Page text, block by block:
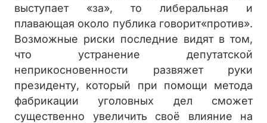
выступает «за», то либеральная и
плавающая около публика говорит«против».
Возможные риски последние видят в том,
что устранение депутатской
неприкосновенности развяжет руки
президенту, который при помощи метода
фабрикации уголовных дел сможет
существенно увеличить своё влияние на